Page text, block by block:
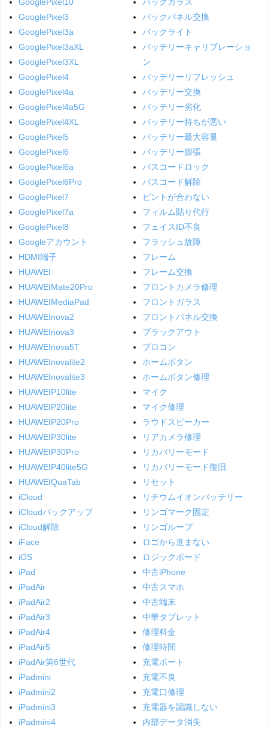
GooglePixel3
GooglePixel3a
GooglePixel3aXL
GooglePixel3XL
GooglePixel4
GooglePixel4a
GooglePixel4a5G
GooglePixel4XL
GooglePixel5
GooglePixel6
GooglePixel6a
GooglePixel6Pro
GooglePixel7
GooglePixel7a
GooglePixel8
Googleアカウント
HDMI端子
HUAWEI
HUAWEIMate20Pro
HUAWEIMediaPad
HUAWEInova2
HUAWEInova3
HUAWEInova5T
HUAWEInovalite2
HUAWEInovalite3
HUAWEIP10lite
HUAWEIP20lite
HUAWEIP20Pro
HUAWEIP30lite
HUAWEIP30Pro
HUAWEIP40lite5G
HUAWEIQuaTab
iCloud
iCloudバックアップ
iCloud解除
iFace
iOS
iPad
iPadAir
iPadAir2
iPadAir3
iPadAir4
iPadAir5
iPadAir第6世代
iPadmini
iPadmini2
iPadmini3
iPadmini4
バックパネル交換
バックライト
バッテリーキャリブレーショ
ン
バッテリーリフレッシュ
バッテリー交換
バッテリー劣化
バッテリー持ちが悪い
バッテリー最大容量
バッテリー膨張
パスコードロック
パスコード解除
ピントが合わない
フィルム貼り代行
フェイスID不良
フラッシュ故障
フレーム
フレーム交換
フロントカメラ修理
フロントガラス
フロントパネル交換
ブラックアウト
プロコン
ホームボタン
ホームボタン修理
マイク
マイク修理
ラウドスピーカー
リアカメラ修理
リカバリーモード
リカバリーモード復旧
リセット
リチウムイオンバッテリー
リンゴマーク固定
リンゴループ
ロゴから進まない
ロジックボード
中古iPhone
中古スマホ
中古端末
中華タブレット
修理料金
修理時間
充電ポート
充電不良
充電口修理
充電器を認識しない
内部データ消失